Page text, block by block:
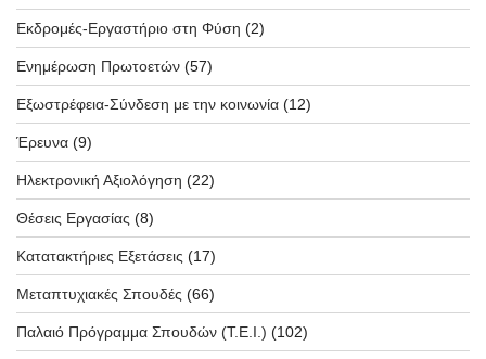
Εκδρομές-Εργαστήριο στη Φύση (2)
Ενημέρωση Πρωτοετών (57)
Εξωστρέφεια-Σύνδεση με την κοινωνία (12)
Έρευνα (9)
Ηλεκτρονική Αξιολόγηση (22)
Θέσεις Εργασίας (8)
Κατατακτήριες Εξετάσεις (17)
Μεταπτυχιακές Σπουδές (66)
Παλαιό Πρόγραμμα Σπουδών (T.E.I.) (102)